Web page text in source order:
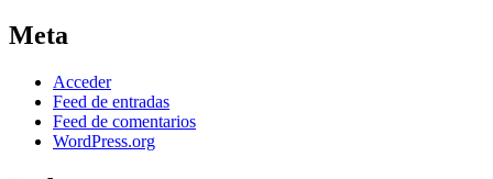
Meta
Acceder
Feed de entradas
Feed de comentarios
WordPress.org